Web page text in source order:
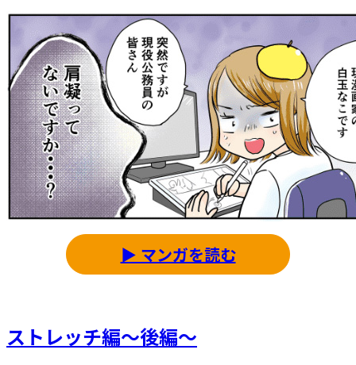
▶ マンガを読む
ストレッチ編～後編～